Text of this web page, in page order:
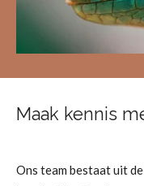
Maak kennis
Ons team bestaat uit